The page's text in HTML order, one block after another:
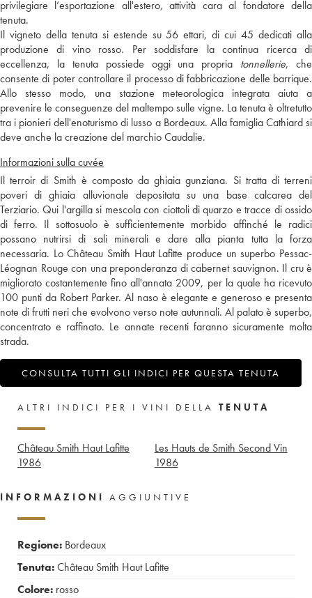
privilegiare l’esportazione all'estero, attività cara al fondatore della
tenuta.
Il vigneto della tenuta si estende su 56 ettari, di cui 45 dedicati alla
produzione di vino rosso. Per soddisfare la continua ricerca di
eccellenza, la tenuta possiede oggi una propria tonnellerie, che
consente di poter controllare il processo di fabbricazione delle barrique.
Allo stesso modo, una stazione meteorologica integrata aiuta a
prevenire le conseguenze del maltempo sulle vigne. La tenuta è oltretutto
tra i pionieri dell'enoturismo di lusso a Bordeaux. Alla famiglia Cathiard si
deve anche la creazione del marchio Caudalie.
Informazioni sulla cuvée
Il terroir di Smith è composto da ghiaia gunziana. Si tratta di terreni
poveri di ghiaia alluvionale depositata su una base calcarea del
Terziario. Qui l'argilla si mescola con ciottoli di quarzo e tracce di ossido
di ferro. Il sottosuolo è sufficientemente morbido affinché le radici
possano nutrirsi di sali minerali e dare alla pianta tutta la forza
necessaria. Lo Château Smith Haut Lafitte produce un superbo Pessac-
Léognan Rouge con una preponderanza di cabernet sauvignon. Il cru è
migliorato costantemente fino all'annata 2009, per la quale ha ricevuto
100 punti da Robert Parker. Al naso è elegante e generoso e presenta
note di frutti neri che evolvono verso note autunnali. Al palato è superbo,
concentrato e raffinato. Le annate recenti faranno sicuramente molta
strada.
CONSULTA TUTTI GLI INDICI PER QUESTA TENUTA
ALTRI INDICI PER I VINI DELLA TENUTA
Château Smith Haut Lafitte
1986
Les Hauts de Smith Second Vin
1986
INFORMAZIONI AGGIUNTIVE
Regione: Bordeaux
Tenuta:Château Smith Haut Lafitte
Colore: rosso